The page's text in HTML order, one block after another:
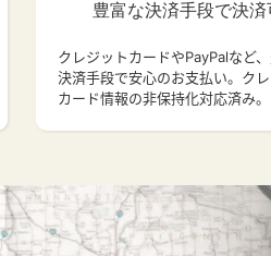
豊富な決済手段で決済
クレジットカードやPayPalなど
決済手段で安心のお支払い。ク
カード情報の非保持化対応済み。